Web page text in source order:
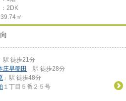
2DK
㎡
駅 徒歩21分
庄早稲田 」駅 徒歩28分
」駅 徒歩48分
１丁目５番２５号